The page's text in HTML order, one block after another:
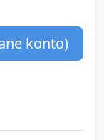
konto)